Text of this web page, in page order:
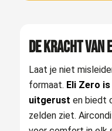
De kracht van
Laat je niet
formaat. Eli Zero
uitgerust en biedt
zelden ziet.